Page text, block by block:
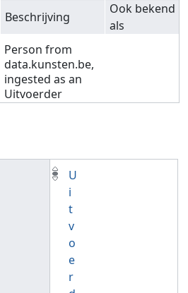
Beschrijving
Ook bekend
als
Person from
data.kunsten.be,
ingested as an
Uitvoerder
U
i
t
v
o
e
r